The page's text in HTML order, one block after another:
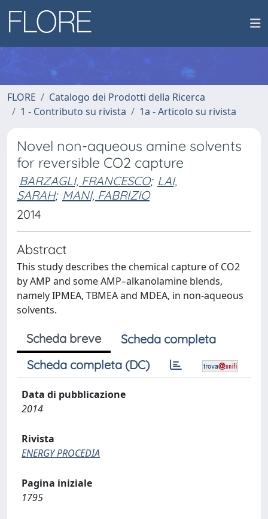
FLORE
Catalogo dei Prodotti della Ricerca
1 - Contributo su rivista
1a - Articolo su rivista
Novel non-aqueous amine solvents
for reversible CO2 capture
BARZAGLI, FRANCESCO; LAI,
SARAH; MANI, FABRIZIO
2014
Abstract
This study describes the chemical capture of CO2
by AMP and some AMP–alkanolamine blends,
namely IPMEA, TBMEA and MDEA, in non-aqueous
solvents.
Scheda breve
Scheda completa
Scheda completa (DC)
Data di pubblicazione
2014
Rivista
ENERGY PROCEDIA
Pagina iniziale
1795